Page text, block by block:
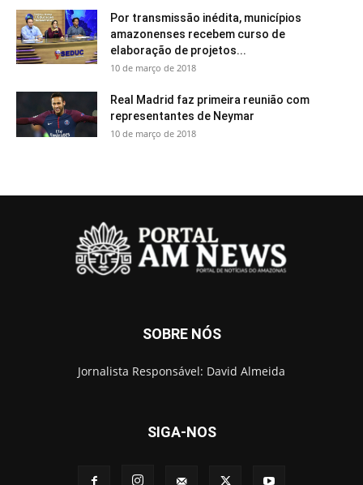
Por transmissão inédita, municípios
amazonenses recebem curso de
elaboração de projetos...
10 de março de 2018
Real Madrid faz primeira reunião com
representantes de Neymar
10 de março de 2018
SOBRE NÓS
Jornalista Responsável: David Almeida
SIGA-NOS